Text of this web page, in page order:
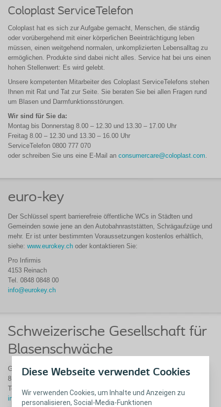
Diese Webseite verwendet Cookies
Wir verwenden Cookies, um Inhalte und Anzeigen zu
personalisieren, Social-Media-Funktionen
Coloplast ServiceTelefon
Coloplast hat es sich zur Aufgabe gemacht, Menschen, die ständig
oder vorübergehend mit einer körperlichen Beeinträchtigung leben
müssen, einen weitgehend normalen, unkomplizierten Lebensalltag zu
ermöglichen. Produkte sind dabei nicht alles. Service hat bei uns einen
hohen Stellenwert: Es wird gelebt.
Unsere kompetenten Mitarbeiter des Coloplast ServiceTelefons stehen
Ihnen mit Rat und Tat zur Seite. Sie beraten Sie bei allen Fragen rund
um Blasen und Darmfunktionsstörungen.
Wir sind für Sie da:
Montag bis Donnerstag 8.00 – 12.30 und 13.30 – 17.00 Uhr
Freitag 8.00 – 12.30 und 13.30 – 16.00 Uhr
ServiceTelefon 0800 777 070
oder schreiben Sie uns eine E-Mail an consumercare@coloplast.com.
euro-key
Der Schlüssel sperrt barrierefreie öffentliche WCs in Städten und
Gemeinden sowie jene an den Autobahnraststätten, Schrägaufzüge und
mehr. Er ist unter bestimmten Voraussetzungen kostenlos erhältlich,
siehe: www.eurokey.ch oder kontaktieren Sie:
Pro Infirmis
4153 Reinach
Tel. 0848 0848 00
info@eurokey.ch
Schweizerische Gesellschaft für
Blasenschwäche
Gewerbestr. 12
8132 Egg
Tel. 044 994 74 30
info@inkontinex.ch